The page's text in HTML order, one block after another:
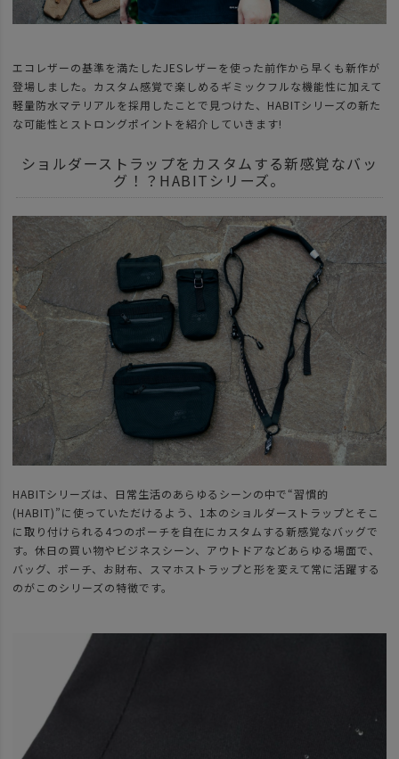
エコレザーの基準を満たしたJESレザーを使った前作から早くも新作が
登場しました。カスタム感覚で楽しめるギミックフルな機能性に加えて
軽量防水マテリアルを採用したことで見つけた、HABITシリーズの新た
な可能性とストロングポイントを紹介していきます!
ショルダーストラップをカスタムする新感覚なバッ
グ！？HABITシリーズ。
HABITシリーズは、日常生活のあらゆるシーンの中で“習慣的
(HABIT)”に使っていただけるよう、1本のショルダーストラップとそこ
に取り付けられる4つのポーチを自在にカスタムする新感覚なバッグで
す。休日の買い物やビジネスシーン、アウトドアなどあらゆる場面で、
バッグ、ポーチ、お財布、スマホストラップと形を変えて常に活躍する
のがこのシリーズの特徴です。